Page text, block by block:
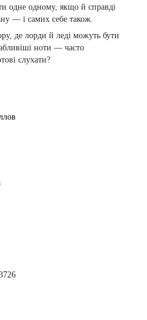
одне одному, якщо й справді
— і самих себе також.
де лорди й леді можуть бути
ноти — часто
слухати?